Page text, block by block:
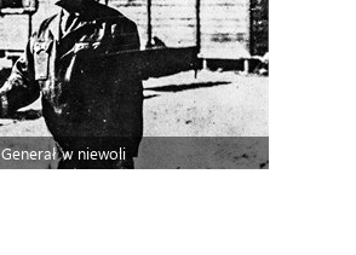
Generał w niewoli